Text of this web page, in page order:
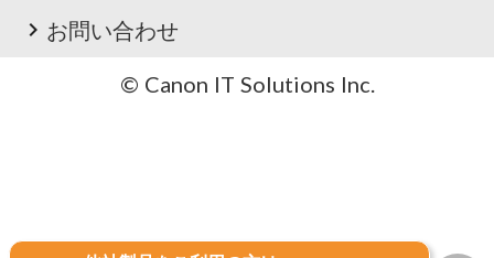
keyboard_arrow_right お問い合わせ
© Canon IT Solutions Inc.